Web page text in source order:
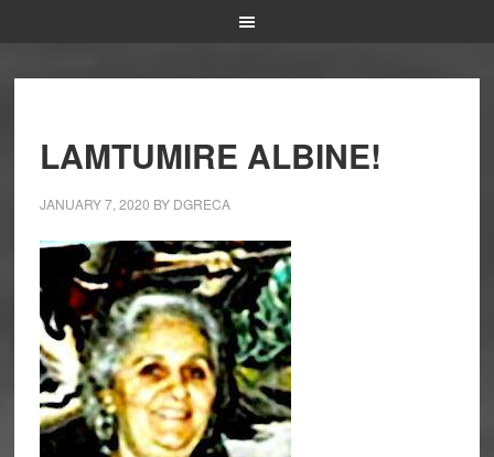
LAMTUMIRE ALBINE!
JANUARY 7, 2020 BY DGRECA